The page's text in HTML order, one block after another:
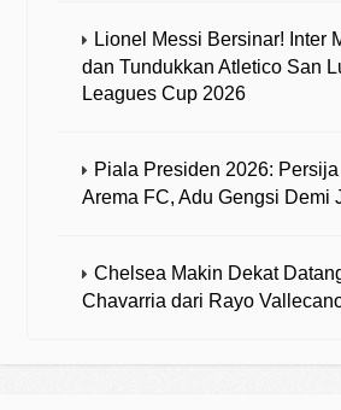
Lionel Messi Bersinar! Inter
dan Tundukkan Atletico San
Leagues Cup 2026
Piala Presiden 2026:
Arema FC, Adu Gengsi Demi
Chelsea Makin Dekat
Chavarria dari Rayo